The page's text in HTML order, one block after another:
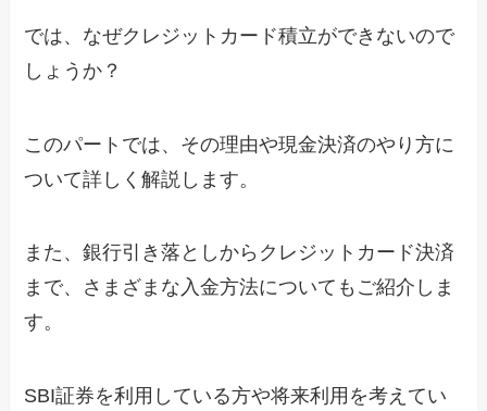
では、なぜクレジットカード積立ができないので
しょうか？
このパートでは、その理由や現金決済のやり方に
ついて詳しく解説します。
また、銀行引き落としからクレジットカード決済
まで、さまざまな入金方法についてもご紹介しま
す。
SBI証券を利用している方や将来利用を考えてい